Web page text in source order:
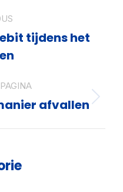
tijdens het
afvallen